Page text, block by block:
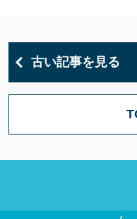
古い記事を見る